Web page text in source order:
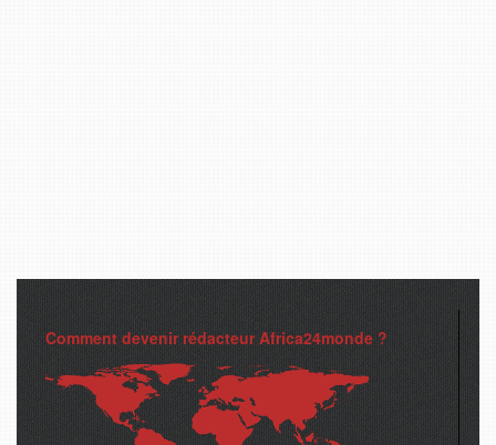
Comment devenir rédacteur Africa24monde ?